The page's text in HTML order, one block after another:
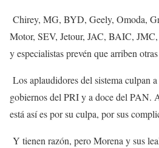
Chirey, MG, BYD, Geely, Omoda,
Motor, SEV, Jetour, JAC, BAIC,
y especialistas prevén que arriben
Los aplaudidores del sistema culpan
gobiernos del PRI y a doce del PAN.
está así es por su culpa, por sus
Y tienen razón, pero Morena y sus